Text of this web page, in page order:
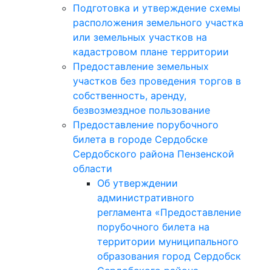
Подготовка и утверждение схемы
расположения земельного участка
или земельных участков на
кадастровом плане территории
Предоставление земельных
участков без проведения торгов в
собственность, аренду,
безвозмездное пользование
Предоставление порубочного
билета в городе Сердобске
Сердобского района Пензенской
области
Об утверждении
административного
регламента «Предоставление
порубочного билета на
территории муниципального
образования город Сердобск